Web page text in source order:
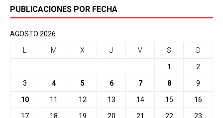
PUBLICACIONES POR FECHA
AGOSTO 2026
M X J V S D
1 2
3 4 5 6 7 8 9
10 11 12 13 14 15 16
17 18 19 20 21 22 23